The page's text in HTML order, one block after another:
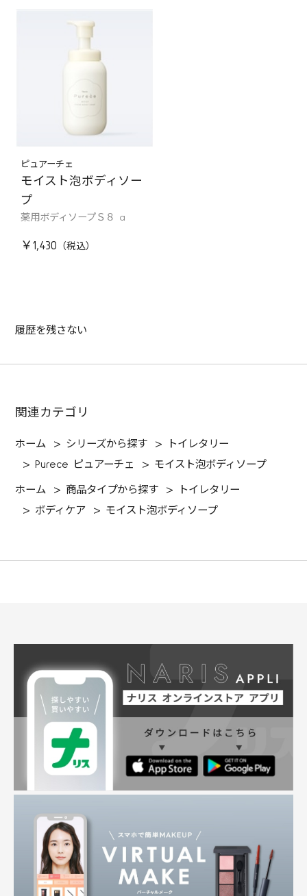
ピュアーチェ
モイスト泡ボディソー
プ
薬用ボディソープＳ８ a
￥1,430
履歴を残さない
関連カテゴリ
ホーム > シリーズから探す >
トイレタリー
>
Purece ピュアーチェ > モイスト泡ボディソープ
ホーム > 商品タイプから探す >
トイレタリー
> ボディケア > モイスト泡ボディソープ